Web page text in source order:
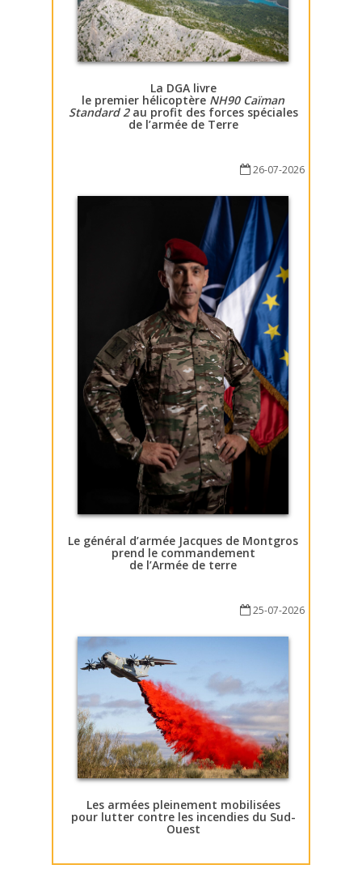
La DGA livre
le premier hélicoptère NH90 Caïman
Standard 2au profit des forces spéciales
de l’armée de Terre
26-07-2026
Le général d’armée Jacques de Montgros
prend le commandement
de l’Armée de terre
25-07-2026
Les armées pleinement mobilisées
pour lutter contre les incendies du Sud-
Ouest